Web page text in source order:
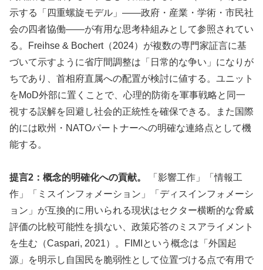
示する「四重螺旋モデル」——政府・産業・学術・市民社
会の四者協働——が有用な思考枠組みとして参照されてい
る。Freihse & Bochert（2024）が複数の専門家証言に基
づいて示すように省庁間調整は「日常的な争い」になりが
ちであり、首相府直属への配置が検討に値する。ユニット
をMoD外部に置くことで、心理的防衛を軍事戦略と同一
視する誤解を回避し社会的正統性を確保できる。また国際
的には欧州・NATOパートナーへの明確な連絡点として機
能する。
提言2：概念的明確化への貢献。
「影響工作」「情報工
作」「ミスインフォメーション」「ディスインフォメーシ
ョン」が互換的に用いられる現状はセクター横断的な脅威
評価の比較可能性を損ない、政策応答のミスアライメント
を生む（Caspari, 2021）。FIMIという概念は「外国起
源」を明示し自国民を脆弱性として位置づける点で有用で